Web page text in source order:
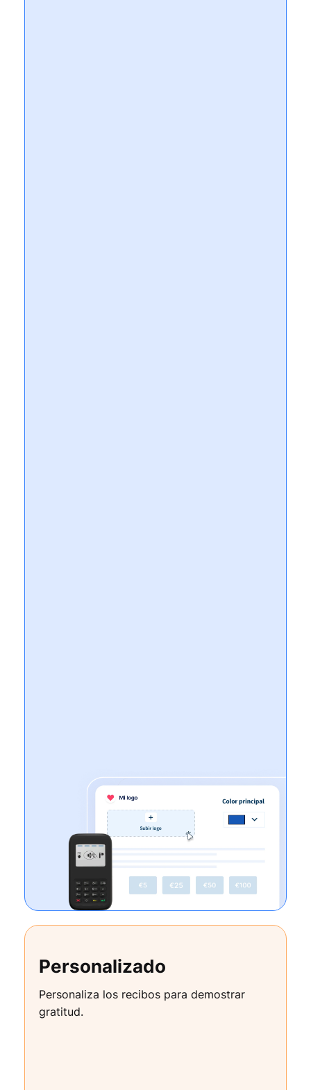
Personalizado
Personaliza los recibos para demostrar
gratitud.